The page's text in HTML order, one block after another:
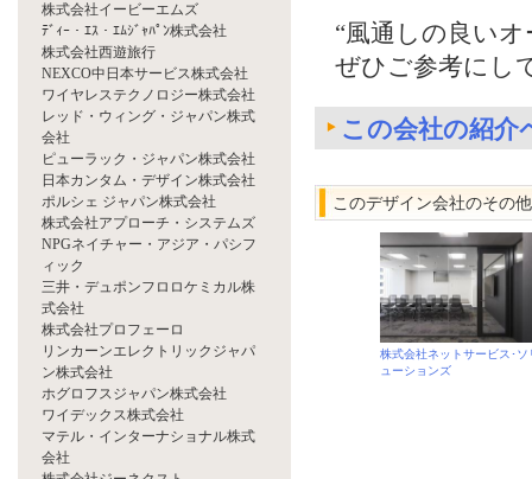
株式会社イービーエムズ
ﾃﾞｨｰ・ｴｽ・ｴﾑｼﾞｬﾊﾟﾝ株式会社
株式会社西遊旅行
NEXCO中日本サービス株式会社
ワイヤレステクノロジー株式会社
レッド・ウィング・ジャパン株式
会社
ピューラック・ジャパン株式会社
日本カンタム・デザイン株式会社
ポルシェ ジャパン株式会社
株式会社アプローチ・システムズ
NPGネイチャー・アジア・パシフ
ィック
三井・デュポンフロロケミカル株
式会社
株式会社プロフェーロ
リンカーンエレクトリックジャパ
ン株式会社
ホグロフスジャパン株式会社
ワイデックス株式会社
マテル・インターナショナル株式
会社
“風通しの良い
ぜひご参考にし
この会社の紹介
このデザイン会社のその
株式会社ネットサービス･ソ
ューションズ